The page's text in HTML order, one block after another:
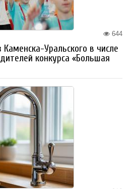
644
Уральского в числе
конкурса «Большая